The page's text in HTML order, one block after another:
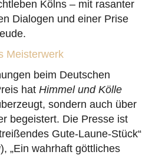
Kölns – mit rasanter
Dialogen und einer Prise
Meisterwerk
beim Deutschen
hat Himmel und Kölle
sondern auch über
begeistert. Die Presse ist
Gute-Laune-Stück“
), „Ein wahrhaft göttliches